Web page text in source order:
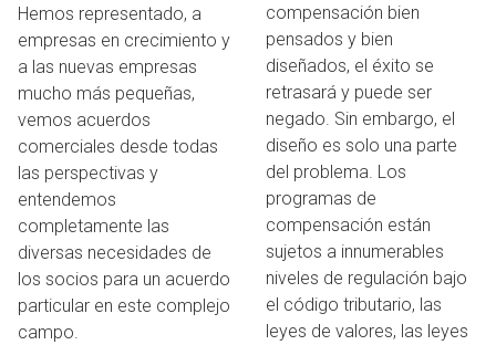
Hemos representado, a
empresas en crecimiento y
a las nuevas empresas
mucho más pequeñas,
vemos acuerdos
comerciales desde todas
las perspectivas y
entendemos
completamente las
diversas necesidades de
los socios para un acuerdo
particular en este complejo
campo.
compensación bien
pensados ​​y bien
diseñados, el éxito se
retrasará y puede ser
negado. Sin embargo, el
diseño es solo una parte
del problema. Los
programas de
compensación están
sujetos a innumerables
niveles de regulación bajo
el código tributario, las
leyes de valores, las leyes